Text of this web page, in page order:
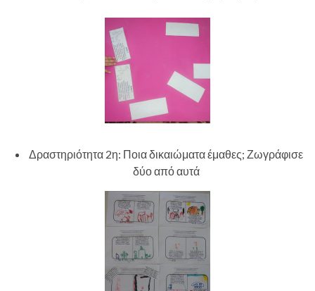
Δραστηριότητα 2η: Ποια δικαιώματα έμαθες; Ζωγράφισε
δύο από αυτά